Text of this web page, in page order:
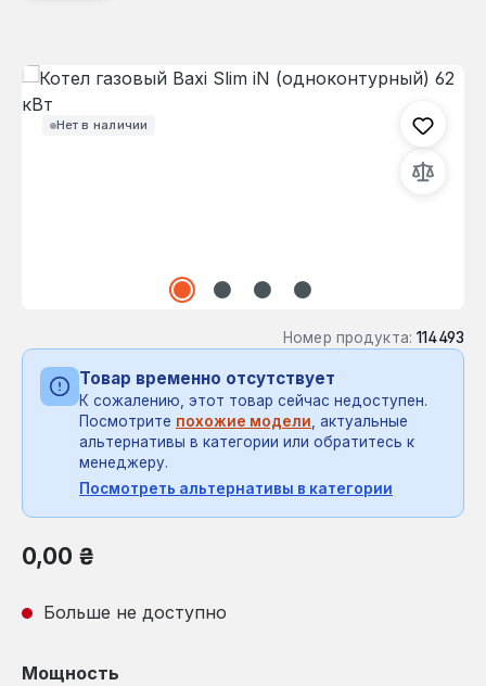
Нет в наличии
Пропустить галерею изображений
Номер продукта: 114493
Товар временно отсутствует
К сожалению, этот товар сейчас недоступен.
Посмотрите похожие модели, актуальные
альтернативы в категории или обратитесь к
менеджеру.
Посмотреть альтернативы в категории
Обычная цена:
0,00 ₴
Больше не доступно
Выберите
Мощность